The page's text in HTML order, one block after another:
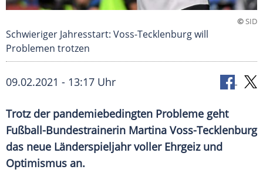
©SID
Schwieriger Jahresstart: Voss-Tecklenburg will
Problemen trotzen
09.02.2021 - 13:17 Uhr
Trotz der pandemiebedingten Probleme geht
Fußball-Bundestrainerin Martina Voss-Tecklenburg
das neue Länderspieljahrvoller Ehrgeizund
Optimismus an.